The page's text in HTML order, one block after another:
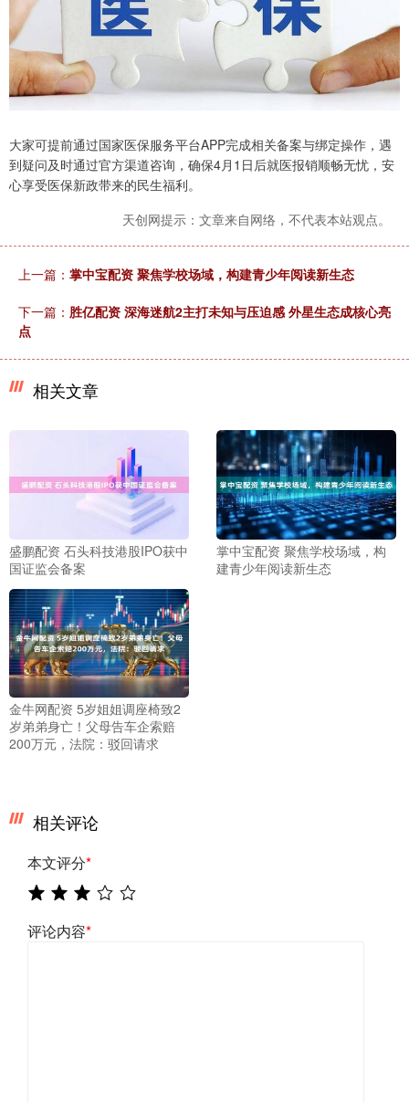
大家可提前通过国家医保服务平台APP完成相关备案与绑定操作，遇
到疑问及时通过官方渠道咨询，确保4月1日后就医报销顺畅无忧，安
心享受医保新政带来的民生福利。
天创网提示：文章来自网络，不代表本站观点。
上一篇： 掌中宝配资 聚焦学校场域，构建青少年阅读新生态
下一篇： 胜亿配资 深海迷航2主打未知与压迫感 外星生态成核心亮
点
相关文章
盛鹏配资 石头科技港股IPO获中
国证监会备案
掌中宝配资 聚焦学校场域，构
建青少年阅读新生态
金牛网配资 5岁姐姐调座椅致2
岁弟弟身亡！父母告车企索赔
200万元，法院：驳回请求
相关评论
本文评分*
评论内容*